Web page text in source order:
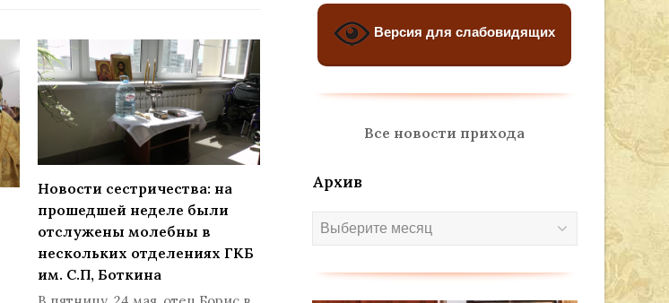
Новости сестричества: на
прошедшей неделе были
отслужены молебны в
нескольких отделениях ГКБ
им. С.П, Боткина
Версия для слабовидящих
Все новости прихода
Архив
Архив